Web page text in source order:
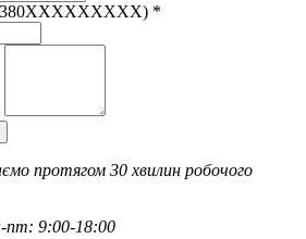
*
протягом 30 хвилин робочого
пт: 9:00-18:00